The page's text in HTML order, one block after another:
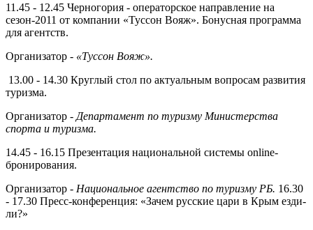
11.45 - 12.45 Черногория - опера­торское направление на
сезон-2011 от компании «Туссон Вояж». Бонус­ная программа
для агентств.
Организатор - «Туссон Вояж».
13.00 - 14.30 Круглый стол по акту­альным вопросам развития
туриз­ма.
Организатор - Департамент по туризму Министерства
спорта и туризма.
14.45 - 16.15 Презентация на­циональной системы online-
бронирования.
Организатор - Национальное агентство по туризму РБ. 16.30
- 17.30 Пресс-конференция: «Зачем русские цари в Крым езди­
ли?»